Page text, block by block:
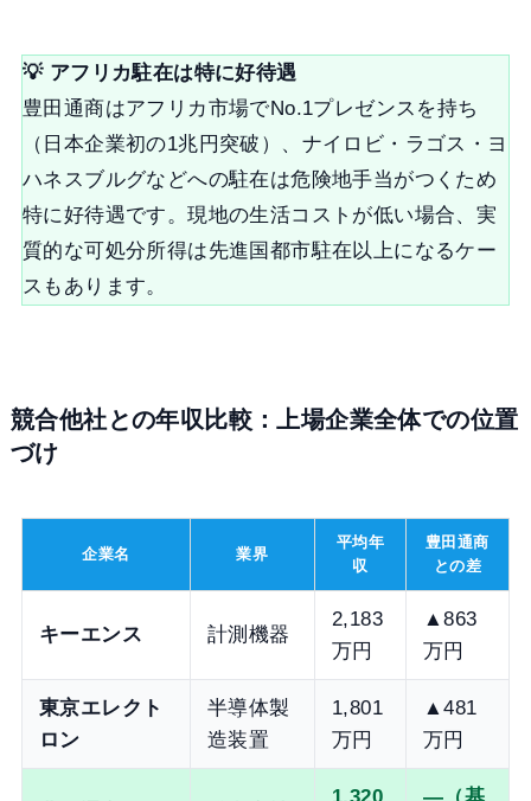
💡 アフリカ駐在は特に好待遇
豊田通商はアフリカ市場でNo.1プレゼンスを持ち
（日本企業初の1兆円突破）、ナイロビ・ラゴス・ヨ
ハネスブルグなどへの駐在は危険地手当がつくため
特に好待遇です。現地の生活コストが低い場合、実
質的な可処分所得は先進国都市駐在以上になるケー
スもあります。
競合他社との年収比較：上場企業全体での位置
づけ
企業名 業界
平均年
収
豊田通商
との差
キーエンス 計測機器
2,183
万円
▲863
万円
東京エレクト
ロン
半導体製
造装置
1,801
万円
▲481
万円